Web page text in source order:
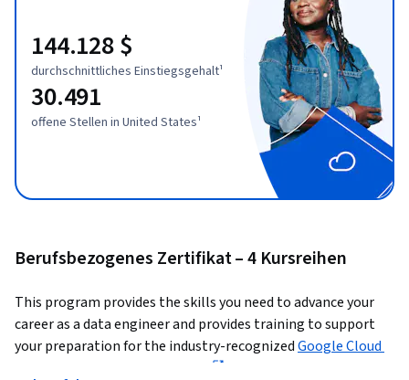
144.128 $
durchschnittliches Einstiegsgehalt¹
30.491
offene Stellen in United States¹
Berufsbezogenes Zertifikat – 4 Kursreihen
This program provides the skills you need to advance your
career as a data engineer and provides training to support
your preparation for the industry-recognized Google Cloud